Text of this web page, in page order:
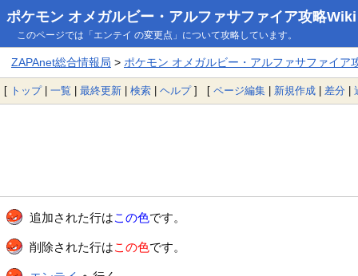
ポケモン オメガルビー・アルファサファイア攻略Wiki
このページでは「エンテイ の変更点」について攻略しています。
ZAPAnet総合情報局 > ポケモン オメガルビー・アルファサファイア
[ トップ| 一覧 | 最終更新 | 検索 | ヘルプ] [ ページ編集 | 新規作成 | 差分 |
追加された行はこの色です。
削除された行はこの色です。